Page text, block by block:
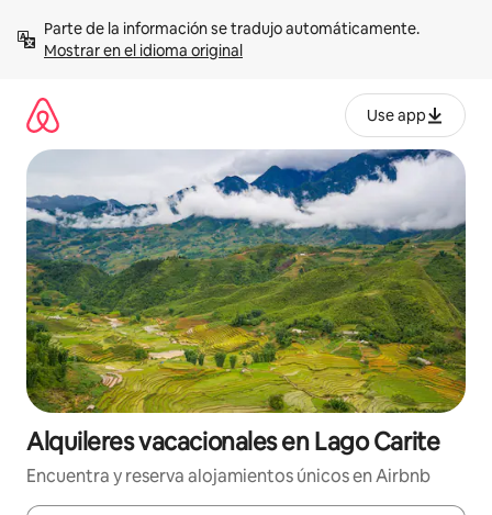
contenidoMostrar en el idioma original
Use app
Alquileres vacacionales en Lago Carite
Encuentra y reserva alojamientos únicos en Airbnb